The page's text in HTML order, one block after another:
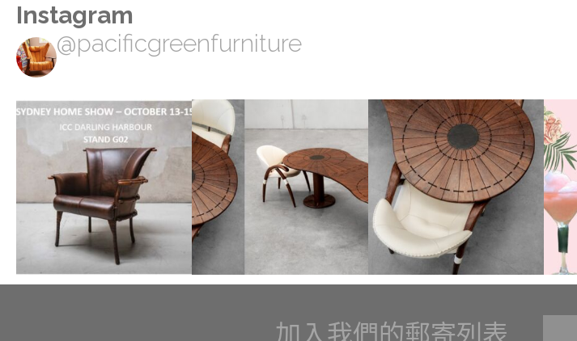
Instagram
@pacificgreenfurniture
加入我們的郵寄列表